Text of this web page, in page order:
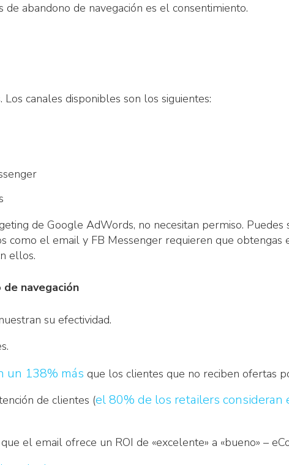
abandono de navegación es el consentimiento.
canales disponibles son los siguientes:
de Google AdWords, no necesitan permiso.
como el email y FB Messenger requieren que obtengas
ellos.
navegación
su efectividad.
un 138% más que los clientes que no reciben ofertas
de clientes (el 80% de los retailers consideran
el email ofrece un ROI de «excelente» a «bueno» –